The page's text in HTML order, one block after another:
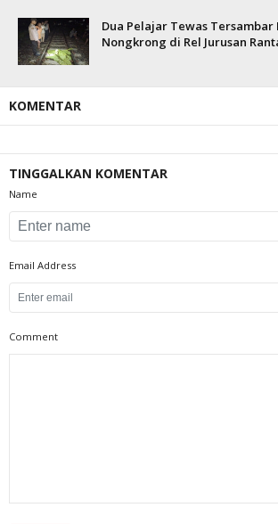
Dua Pelajar Tewas Tersambar
Nongkrong di Rel Jurusan
KOMENTAR
TINGGALKAN KOMENTAR
Name
Email Address
Comment